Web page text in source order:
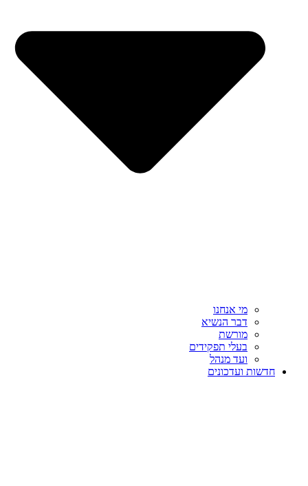
מי אנחנו
דבר הנשיא
מורשת
בעלי תפקידים
ועד מנהל
חדשות ועדכונים